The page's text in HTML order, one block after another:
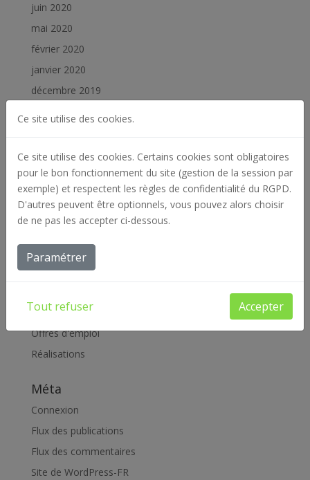
juin 2020
mai 2020
février 2020
janvier 2020
décembre 2019
septembre 2019
juillet 2019
juin 2019
février 2019
Catégories
Archives
Offres d'emploi
Réalisations
Méta
Connexion
Flux des publications
Flux des commentaires
Site de WordPress-FR
Ce site utilise des cookies.
Ce site utilise des cookies. Certains cookies sont obligatoires
pour le bon fonctionnement du site (gestion de la session par
exemple) et respectent les règles de confidentialité du RGPD.
D'autres peuvent être optionnels, vous pouvez alors choisir
de ne pas les accepter ci-dessous.
Paramétrer
Tout refuser Accepter